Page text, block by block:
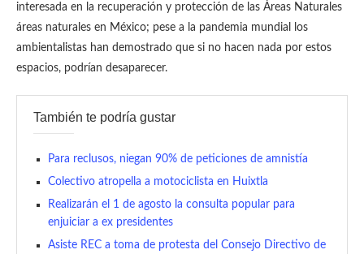
interesada en la recuperación y protección de las Áreas Naturales
áreas naturales en México; pese a la pandemia mundial los
ambientalistas han demostrado que si no hacen nada por estos
espacios, podrían desaparecer.
También te podría gustar
Para reclusos, niegan 90% de peticiones de amnistía
Colectivo atropella a motociclista en Huixtla
Realizarán el 1 de agosto la consulta popular para
enjuiciar a ex presidentes
Asiste REC a toma de protesta del Consejo Directivo de